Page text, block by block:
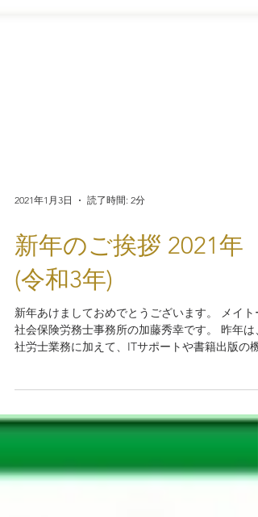
2021年1月3日 読了時間: 2分
新年のご挨拶 2021年
(令和3年)
新年あけましておめでとうございます。 メイトー
も、社労士業務と並んで、人事・社労士業務とIT
結び付けるような活動をしていきたいと考えて...